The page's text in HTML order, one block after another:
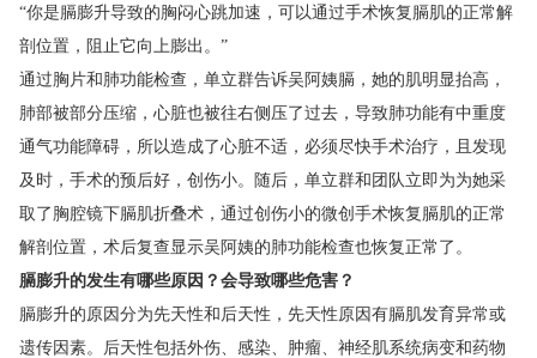
“你是膈膨升导致的胸闷心跳加速，可以通过手术恢复膈肌的正常解
剖位置，阻止它向上膨出。”
通过胸片和肺功能检查，单立群告诉吴阿姨膈，她的肌明显抬高，
肺部被部分压缩，心脏也被往右侧压了过去，导致肺功能有中重度
通气功能障碍，所以造成了心脏不适，必须尽快手术治疗，且发现
及时，手术的预后好，创伤小。随后，单立群和团队立即为为她采
取了胸腔镜下膈肌折叠术，通过创伤小的微创手术恢复膈肌的正常
解剖位置，术后复查显示吴阿姨的肺功能检查也恢复正常了。
膈膨升的发生有哪些原因？会导致哪些危害？
膈膨升的原因分为先天性和后天性，先天性原因有膈肌发育异常或
遗传因素。后天性包括外伤、感染、肿瘤、神经肌系统病变和药物